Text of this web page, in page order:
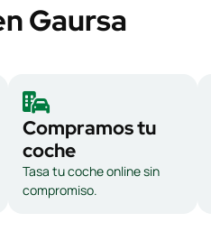
Gaursa
Compramos tu
coche
Tasa tu coche online sin
compromiso.